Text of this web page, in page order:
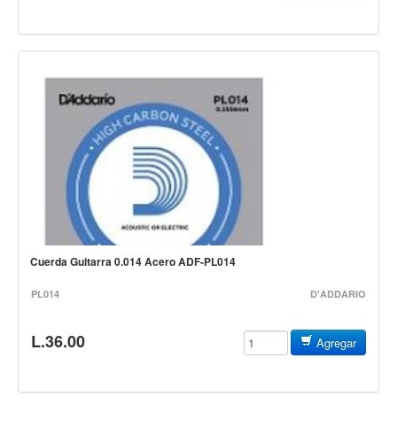
Otros Instrumentos de Cuerdas
Mandolina
Mariachi
Accesorios
Cuerdas
Guitarra Metal
Guitarra Nylon
Bajo
Cuerda Guitarra 0.014 Acero ADF-PL014
PL014 D'ADDARIO
L.36.00 Agregar